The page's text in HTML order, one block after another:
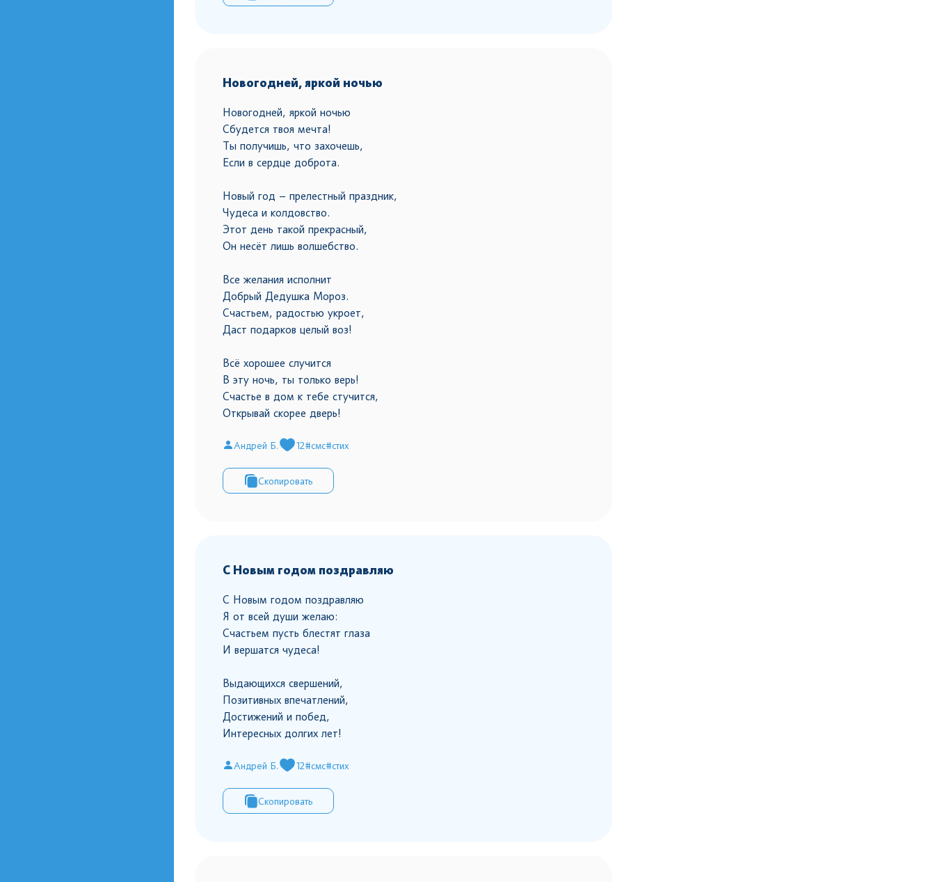
Новогодней, яркой ночью
Новогодней, яркой ночью
Сбудется твоя мечта!
Ты получишь, что захочешь,
Если в сердце доброта.
Новый год – прелестный праздник,
Чудеса и колдовство.
Этот день такой прекрасный,
Он несёт лишь волшебство.
Все желания исполнит
Добрый Дедушка Мороз.
Счастьем, радостью укроет,
Даст подарков целый воз!
Всё хорошее случится
В эту ночь, ты только верь!
Счастье в дом к тебе стучится,
Открывай скорее дверь!
Андрей Б. 12#смс#стих
Скопировать
С Новым годом поздравляю
С Новым годом поздравляю
Я от всей души желаю:
Счастьем пусть блестят глаза
И вершатся чудеса!
Выдающихся свершений,
Позитивных впечатлений,
Достижений и побед,
Интересных долгих лет!
Андрей Б. 12#смс#стих
Скопировать